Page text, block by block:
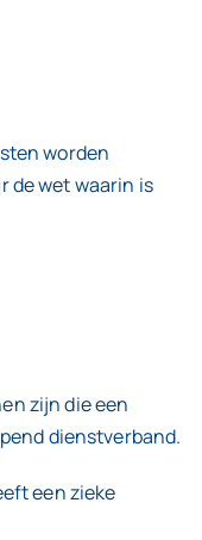
worden
de wet waarin is
zijn die een
dienstverband.
een zieke